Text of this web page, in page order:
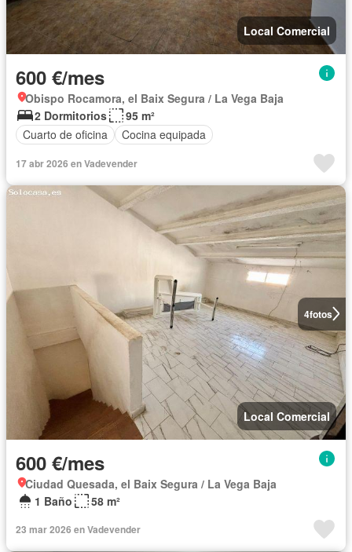
Local Comercial
600 €/mes
Obispo Rocamora, el Baix Segura / La Vega Baja
2 Dormitorios
95 m²
Cuarto de oficina
Cocina equipada
17 abr 2026 en Vadevender
4fotos
Local Comercial
600 €/mes
Ciudad Quesada, el Baix Segura / La Vega Baja
1 Baño
58 m²
23 mar 2026 en Vadevender